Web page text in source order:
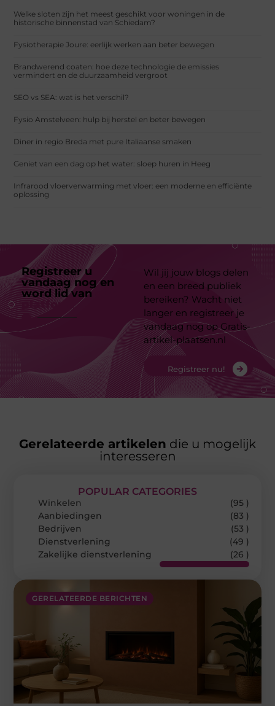
Welke sloten zijn het meest geschikt voor woningen in de
historische binnenstad van Schiedam?
Fysiotherapie Joure: eerlijk werken aan beter bewegen
Brandwerend coaten: hoe deze technologie de emissies
vermindert en de duurzaamheid vergroot
SEO vs SEA: wat is het verschil?
Fysio Amstelveen: hulp bij herstel en beter bewegen
Diner in regio Breda met pure Italiaanse smaken
Geniet van een dag op het water: sloep huren in Heeg
Infrarood vloerverwarming met vloer: een moderne en efficiënte
oplossing
Registreer u
vandaag nog en
word lid van
platform
Wil jij jouw blogs delen
en een breed publiek
bereiken? Wacht niet
langer en registreer je
vandaag nog op Gratis-
artikel-plaatsen.nl
Registreer nu!
Gerelateerde artikelen die u mogelijk
interesseren
GERELATEERDE BERICHTEN
POPULAR CATEGORIES
Winkelen
(95 )
Aanbiedingen
(83 )
Bedrijven
(53 )
Dienstverlening
(49 )
Zakelijke dienstverlening
(26 )